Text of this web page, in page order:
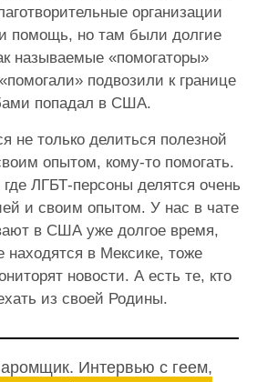
организации
помощь, но там были долгие
называемые «помогаторы»
подвозили к границе
попадал в США.
не только делиться полезной
опытом, кому-то помогать.
ЛГБТ-персоны делятся очень
и своим опытом. У нас в чате
в США уже долгое время,
находятся в Мексике, тоже
новости. А есть те, кто
из своей Родины.
Интервью с геем,